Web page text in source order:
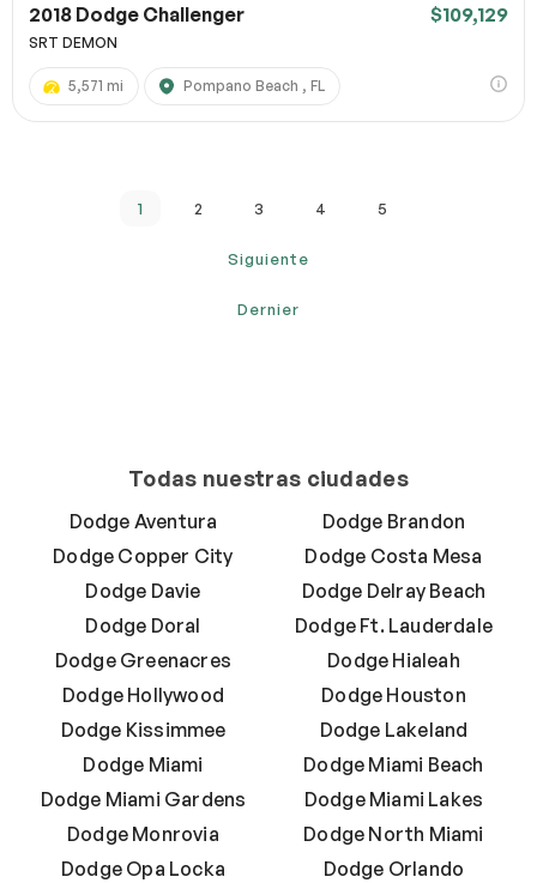
2018 Dodge Challenger $109,129
SRT DEMON
5,571 mi Pompano Beach , FL
1 2 3 4 5
Siguiente
Dernier
Todas nuestras ciudades
Dodge Aventura
Dodge Brandon
Dodge Copper City
Dodge Costa Mesa
Dodge Davie
Dodge Delray Beach
Dodge Doral
Dodge Ft. Lauderdale
Dodge Greenacres
Dodge Hialeah
Dodge Hollywood
Dodge Houston
Dodge Kissimmee
Dodge Lakeland
Dodge Miami
Dodge Miami Beach
Dodge Miami Gardens
Dodge Miami Lakes
Dodge Monrovia
Dodge North Miami
Dodge Opa Locka
Dodge Orlando